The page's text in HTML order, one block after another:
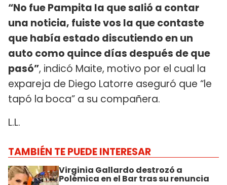
“No fue Pampita la que salió a contar
una noticia, fuiste vos la que contaste
que había estado discutiendo en un
auto como quince días después de que
pasó”, indicó Maite, motivo por el cual la
expareja de Diego Latorre aseguró que “le
tapó la boca” a su compañera.
L.L.
TAMBIÉN TE PUEDE INTERESAR
Virginia Gallardo destrozó a
Polémica en el Bar tras su renuncia